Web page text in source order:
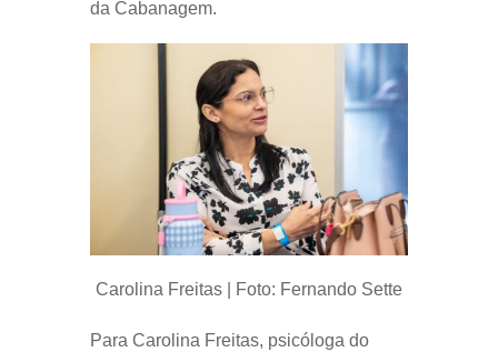
da Cabanagem.
Carolina Freitas | Foto: Fernando Sette
Para Carolina Freitas, psicóloga do